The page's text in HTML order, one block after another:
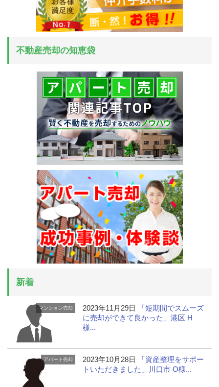
不動産売却の知恵袋
新着
マンション売却 2023年11月29日
「短期間でスムーズ
に売却ができて良かった」港区 H
様...
アパート売却 2023年10月28日
「資産整理をサポー
トいただきました」川口市 O様...